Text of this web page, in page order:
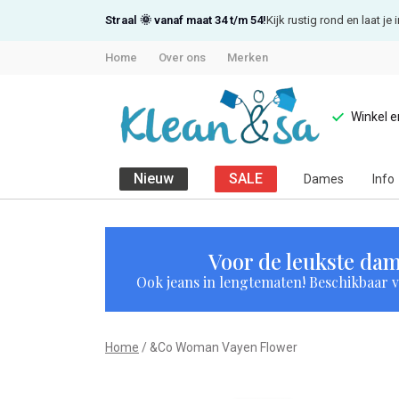
Straal 🌞 vanaf maat 34 t/m 54!Kijk rustig rond en laat je
Home Over ons Merken
Winkel
Nieuw SALE Dames Info
Woman
Vayen
Flower
Voor de leukste
Ook jeans in lengtematen! Beschikbaar
Home &Co Woman Vayen Flower